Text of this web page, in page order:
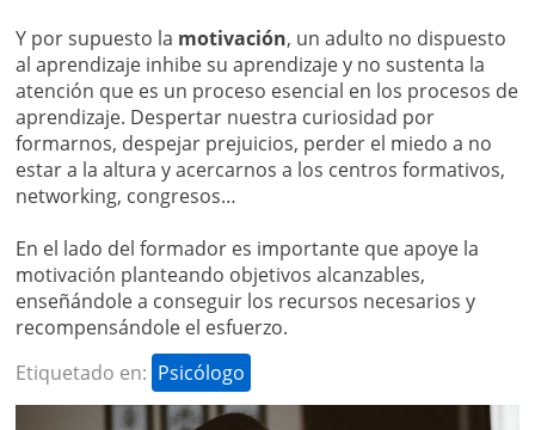
Y por supuesto la motivación, un adulto no dispuesto
al aprendizaje inhibe su aprendizaje y no sustenta la
atención que es un proceso esencial en los procesos de
aprendizaje. Despertar nuestra curiosidad por
formarnos, despejar prejuicios, perder el miedo a no
estar a la altura y acercarnos a los centros formativos,
networking, congresos…
En el lado del formador es importante que apoye la
motivación planteando objetivos alcanzables,
enseñándole a conseguir los recursos necesarios y
recompensándole el esfuerzo.
Etiquetado en: Psicólogo